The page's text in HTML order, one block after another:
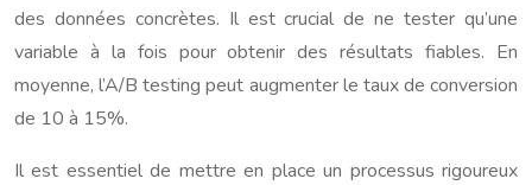
des données concrètes. Il est crucial de ne tester qu’une
variable à la fois pour obtenir des résultats fiables. En
moyenne, l’A/B testing peut augmenter le taux de conversion
de 10 à 15%.
Il est essentiel de mettre en place un processus rigoureux